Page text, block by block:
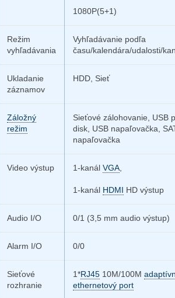
1080P(5+1)
Režim
vyhľadávania
Vyhľadávanie podľa
času/kalendára/udalosti/
Ukladanie
záznamov
HDD, Sieť
Záložný
režim
Sieťové zálohovanie, USB
disk, USB napaľovačka,
napaľovačka
Video výstup 1-kanál VGA
1-kanál HDMI HD výstup
Audio I/O 0/1 (3,5 mm audio výstup)
Alarm I/O 0/0
Sieťové
rozhranie
1*RJ45 10M/100M
ethernetový port